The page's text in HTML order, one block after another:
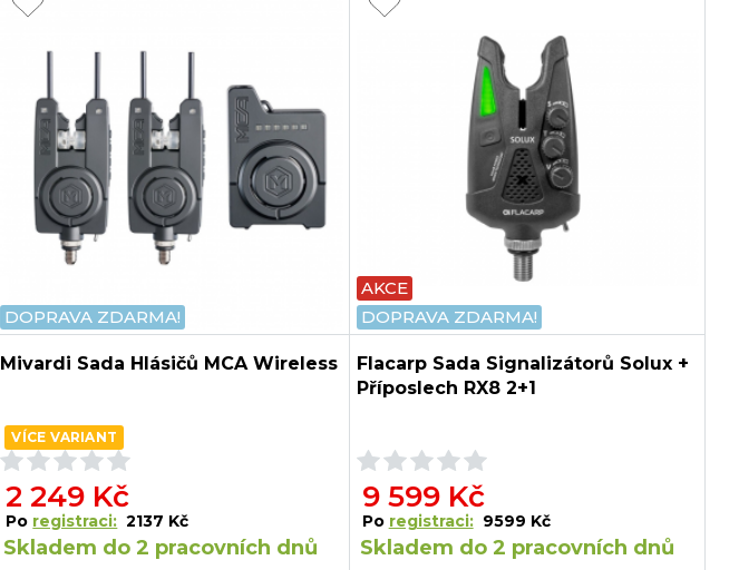
DOPRAVA ZDARMA!
Mivardi Sada Hlásičů MCA Wireless
VÍCE VARIANT
2 249 Kč
Po registraci: 2137 Kč
Skladem do 2 pracovních dnů
AKCE
DOPRAVA ZDARMA!
Flacarp Sada Signalizátorů Solux +
Příposlech RX8 2+1
9 599 Kč
Po registraci: 9599 Kč
Skladem do 2 pracovních dnů